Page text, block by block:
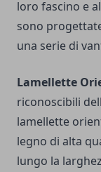
loro fascino e
sono
una serie di
Lamellette
riconoscibili
lamellette
legno di alta
lungo la